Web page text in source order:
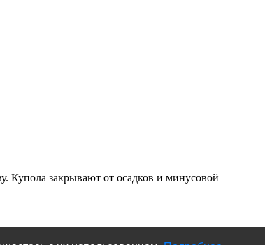
Купола закрывают от осадков и минусовой